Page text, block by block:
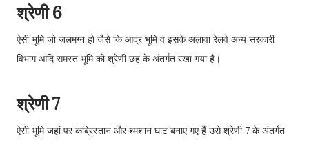
श्रेणी 6
ऐसी भूमि जो जलमग्न हो जैसे कि आद्र भूमि व इसके अलावा रेलवे अन्य सरकारी
विभाग आदि समस्त भूमि को श्रेणी छह के अंतर्गत रखा गया है।
श्रेणी 7
ऐसी भूमि जहां पर कब्रिस्तान और श्मशान घाट बनाए गए हैं उसे श्रेणी 7 के अंतर्गत